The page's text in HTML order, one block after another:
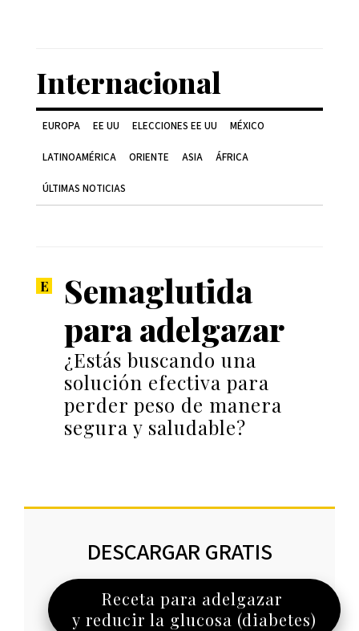
Internacional
EUROPA EE UU ELECCIONES EE UU MÉXICO
LATINOAMÉRICA ORIENTE ASIA ÁFRICA
ÚLTIMAS NOTICIAS
Semaglutida
para adelgazar
¿Estás buscando una
solución efectiva para
perder peso de manera
segura y saludable?
DESCARGAR GRATIS
Receta para adelgazar
y reducir la glucosa (diabetes)